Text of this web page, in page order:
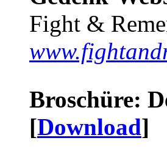
Fight &
Broschüre:
[Download]